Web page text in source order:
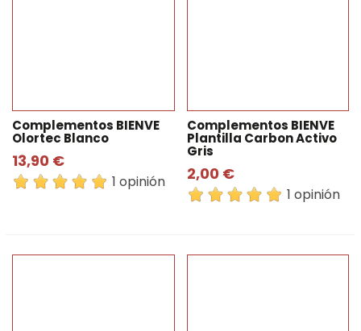
Complementos BIENVE
Olortec Blanco
13,90 €
1 opinión
Complementos BIENVE
Plantilla Carbon Activo
Gris
2,00 €
1 opinión